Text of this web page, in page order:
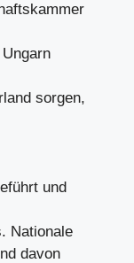
sorgen,
und
Nationale
davon